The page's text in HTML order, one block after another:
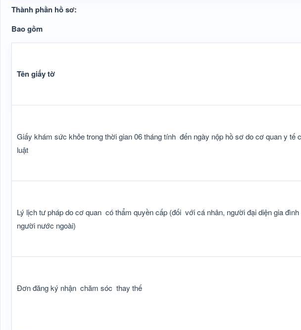
Thành phần hồ sơ:
Bao gồm
Tên giấy tờ
Giấy khám sức khỏe trong thời gian 06 tháng tính đến ngày nộp hồ sơ do cơ quan y tế
luật
Lý lịch tư pháp do cơ quan có thẩm quyền cấp (đối với cá nhân, người đại diện gia
người nước ngoài)
Đơn đăng ký nhận chăm sóc thay thế